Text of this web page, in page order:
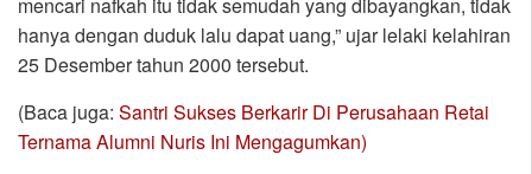
mencari nafkah itu tidak semudah yang dibayangkan, tidak
hanya dengan duduk lalu dapat uang,” ujar lelaki kelahiran
25 Desember tahun 2000 tersebut.
(Baca juga: Santri Sukses Berkarir Di Perusahaan Retai
Ternama Alumni Nuris Ini Mengagumkan)